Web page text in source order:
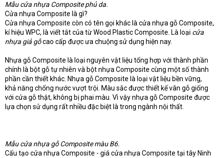
Mẫu cửa nhựa Composite phủ da.
Cửa nhựa Composite là gì?
Cửa nhựa Composite còn có tên gọi khác là cửa nhựa gỗ Composite,
kí hiệu WPC, là viết tắt của từ Wood Plastic Composite. Là loại cửa
nhựa giả gỗcao cấp được ưa chuộng sử dụng hiện nay.
Nhựa gỗ Composite là loại nguyên vật liệu tổng hợp với thành phần
chính là bột gỗ tự nhiên và bột nhựa Composite cùng một số thành
phần cần thiết khác. Nhựa gỗ Composite là loại vật liệu bền vững,
khả năng chống nước vượt trội. Màu sắc được thiết kế vân gỗ giống
với cửa gỗ thật, không bị phai màu. Vì vậy nhựa gỗ Composite được
lựa chọn sử dụng rất nhiều đặc biệt là trong ngành nội thất.
Mẫu cửa nhựa gỗ Composite màu B6.
Cấu tạo cửa nhựa Composite - giá cửa nhựa Composite tại tây Ninh